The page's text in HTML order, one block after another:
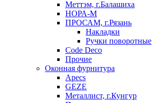
Меттэм, г.Балашиха
НОРА-М
ПРОСАМ, г.Рязань
Накладки
Ручки поворотные
Code Deco
Прочие
Оконная фурнитура
Apecs
GEZE
Металлист, г.Кунгур